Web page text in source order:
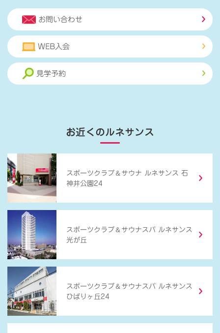
お問い合わせ
WEB入会
見学予約
お近くのルネサンス
スポーツクラブ ＆ サウナ ルネサンス 石
神井公園24
スポーツクラブ ＆ サウナスパ ルネサンス
光が丘
スポーツクラブ ＆ サウナスパ ルネサンス
ひばりヶ丘24